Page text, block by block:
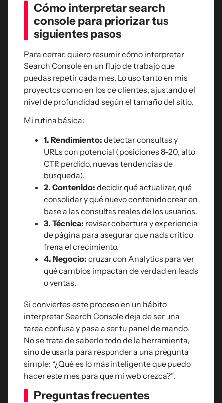
Cómo interpretar search
console para priorizar tus
siguientes pasos
Para cerrar, quiero resumir cómo interpretar
Search Console en un flujo de trabajo que
puedas repetir cada mes. Lo uso tanto en mis
proyectos como en los de clientes, ajustando el
nivel de profundidad según el tamaño del sitio.
Mi rutina básica:
1. Rendimiento: detectar consultas y
URLs con potencial (posiciones 8–20, alto
CTR perdido, nuevas tendencias de
búsqueda).
2. Contenido: decidir qué actualizar, qué
consolidar y qué nuevo contenido crear en
base a las consultas reales de los usuarios.
3. Técnica: revisar cobertura y experiencia
de página para asegurar que nada crítico
frena el crecimiento.
4. Negocio: cruzar con Analytics para ver
qué cambios impactan de verdad en leads
o ventas.
Si conviertes este proceso en un hábito,
interpretar Search Console deja de ser una
tarea confusa y pasa a ser tu panel de mando.
No se trata de saberlo todo de la herramienta,
sino de usarla para responder a una pregunta
simple: “¿Qué es lo más inteligente que puedo
hacer este mes para que mi web crezca?”.
Preguntas frecuentes